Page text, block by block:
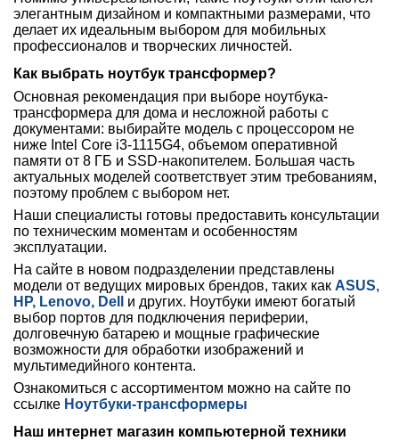
элегантным дизайном и компактными размерами, что
делает их идеальным выбором для мобильных
профессионалов и творческих личностей.
Как выбрать ноутбук трансформер?
Основная рекомендация при выборе ноутбука-
трансформера для дома и несложной работы с
документами: выбирайте модель с процессором не
ниже Intel Core i3-1115G4, объемом оперативной
памяти от 8 ГБ и SSD-накопителем. Большая часть
актуальных моделей соответствует этим требованиям,
поэтому проблем с выбором нет.
Наши специалисты готовы предоставить консультации
по техническим моментам и особенностям
эксплуатации.
На сайте в новом подразделении представлены
модели от ведущих мировых брендов, таких как ASUS,
HP, Lenovo, Dell
и других. Ноутбуки имеют богатый
выбор портов для подключения периферии,
долговечную батарею и мощные графические
возможности для обработки изображений и
мультимедийного контента.
Ознакомиться с ассортиментом можно на сайте по
ссылке Ноутбуки-трансформеры
Наш интернет магазин компьютерной техники